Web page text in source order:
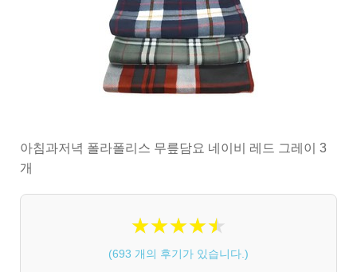
아침과저녁 폴라폴리스 무릎담요 네이비 레드 그레이 3
개
★★★★★
★★★★★
(693 개의 후기가 있습니다.)